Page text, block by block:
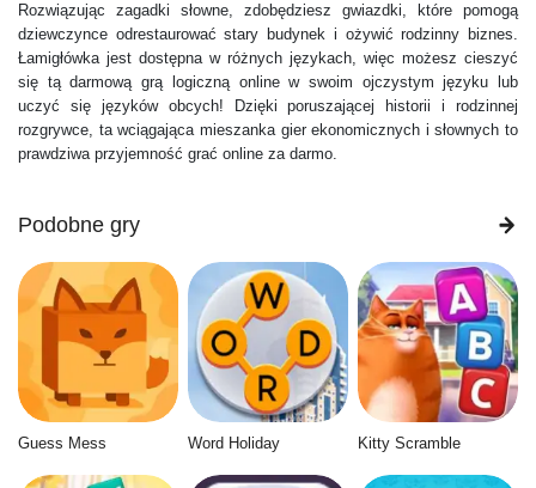
Rozwiązując zagadki słowne, zdobędziesz gwiazdki, które pomogą
dziewczynce odrestaurować stary budynek i ożywić rodzinny biznes.
Łamigłówka jest dostępna w różnych językach, więc możesz cieszyć
się tą darmową grą logiczną online w swoim ojczystym języku lub
uczyć się języków obcych! Dzięki poruszającej historii i rodzinnej
rozgrywce, ta wciągająca mieszanka gier ekonomicznych i słownych to
prawdziwa przyjemność grać online za darmo.
Podobne gry
Guess Mess Word Holiday Kitty Scramble